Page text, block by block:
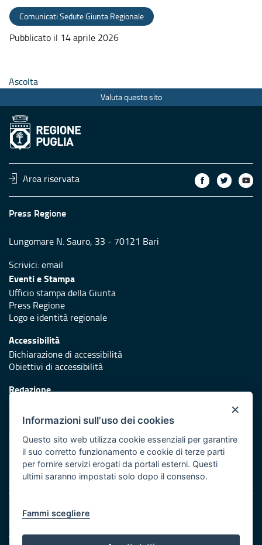
Comunicati Sedute Giunta Regionale
Pubblicato il 14 aprile 2026
Ascolta
Valuta questo sito
Area riservata
Press Regione
Lungomare N. Sauro, 33 - 70121 Bari
Scrivici:email
Eventi e Stampa
Ufficio stampa della Giunta
Press Regione
Logo e identità regionale
Accessibilità
Dichiarazione di accessibilità
Obiettivi di accessibilità
Redazione
Protezione civile
Vai al sito di Protezione Civile Puglia
Iniziativa finanziata con risorse del POR Puglia 2014/2020 -
Asse XI
Note legali
Cookie e privacy
Amministrazione trasparente
×
Informazioni sull'uso dei cookies
Questo sito web utilizza cookie essenziali per garantire
il suo corretto funzionamento e cookie di terze parti
per fornire servizi erogati da portali esterni. Questi
ultimi saranno impostati solo dopo il consenso.
Fammi scegliere